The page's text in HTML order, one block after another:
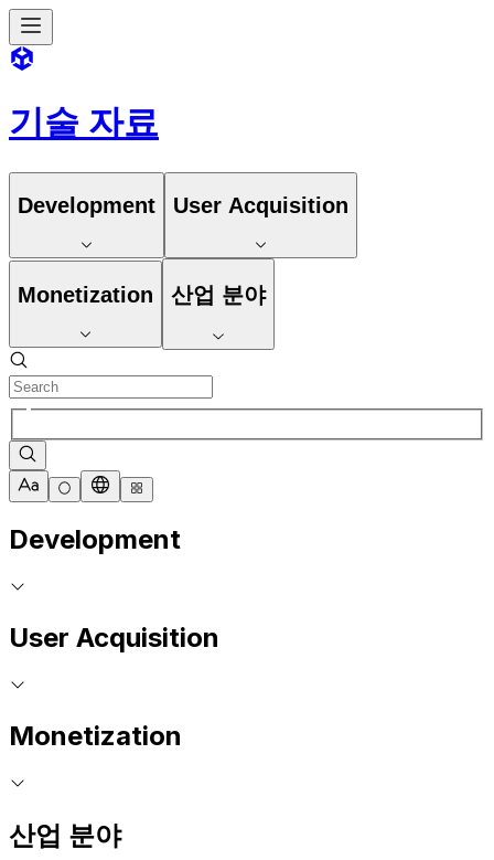
기술 자료
Development User Acquisition
Monetization 산업 분야
Development
User Acquisition
Monetization
산업 분야